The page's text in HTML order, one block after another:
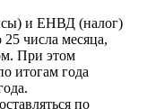
и ЕНВД (налог)
числа месяца,
При этом
итогам года
по